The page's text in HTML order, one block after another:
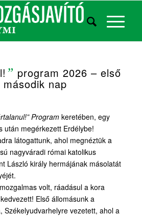
” program 2026 – első
második nap
Programkeretében, egy
után megérkezett Erdélybe!
látogattunk, ahol megnéztük a
nagyváradi római katolikus
László király hermájának másolatát
volt, ráadásul a kora
Első állomásunk a
Székelyudvarhelyre vezetett, ahol a